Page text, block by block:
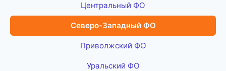
Центральный ФО
Северо-Западный ФО
Приволжский ФО
Уральский ФО